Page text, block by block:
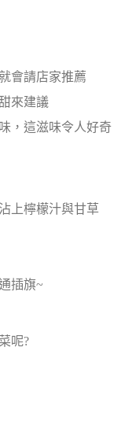
會請店家推薦
來建議
，這滋味令人好奇
上檸檬汁與甘草
插旗~
呢?